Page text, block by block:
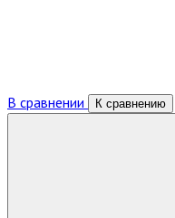
В сравнении К сравнению